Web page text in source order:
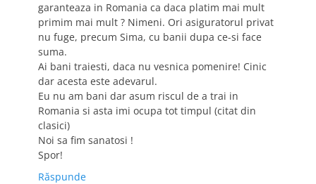
garanteaza in Romania ca daca platim mai mult
primim mai mult ? Nimeni. Ori asiguratorul privat
nu fuge, precum Sima, cu banii dupa ce-si face
suma.
Ai bani traiesti, daca nu vesnica pomenire! Cinic
dar acesta este adevarul.
Eu nu am bani dar asum riscul de a trai in
Romania si asta imi ocupa tot timpul (citat din
clasici)
Noi sa fim sanatosi !
Spor!
Răspunde